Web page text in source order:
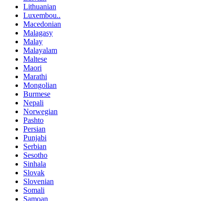
Lithuanian
Luxembou..
Macedonian
Malagasy
Malay
Malayalam
Maltese
Maori
Marathi
Mongolian
Burmese
Nepali
Norwegian
Pashto
Persian
Punjabi
Serbian
Sesotho
Sinhala
Slovak
Slovenian
Somali
Samoan